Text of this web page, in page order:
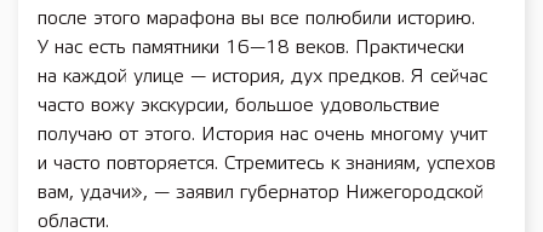
после этого марафона вы все полюбили историю.
У нас есть памятники 16—18 веков. Практически
на каждой улице — история, дух предков. Я сейчас
часто вожу экскурсии, большое удовольствие
получаю от этого. История нас очень многому учит
и часто повторяется. Стремитесь к знаниям, успехов
вам, удачи», — заявил губернатор Нижегородской
области.